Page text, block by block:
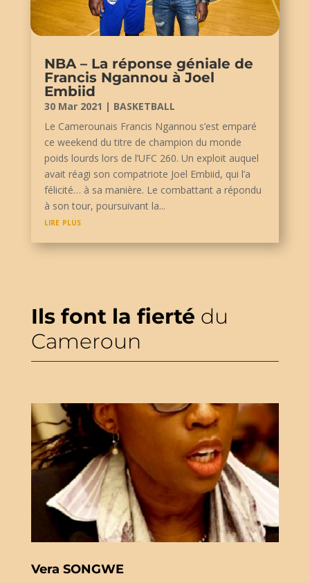
NBA – La réponse géniale de
Francis Ngannou à Joel
Embiid
30 Mar 2021 | BASKETBALL
Le Camerounais Francis Ngannou s’est emparé
ce weekend du titre de champion du monde
poids lourds lors de l’UFC 260. Un exploit auquel
avait réagi son compatriote Joel Embiid, qui l’a
félicité… à sa manière. Le combattant a répondu
à son tour, poursuivant la...
lire plus
Ils font la fierté du
Cameroun
Vera SONGWE